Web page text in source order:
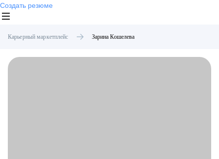
Создать резюме
Карьерный маркетплейс Зарина Кошелева